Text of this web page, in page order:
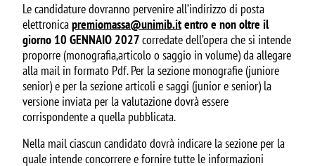
Le candidature dovranno pervenire all’indirizzo di posta
elettronicapremiomassa@unimib.itentro e non oltre il
giorno 10 GENNAIO 2027corredate dell’opera che si intende
proporre (monografia,articolo o saggio in volume) da allegare
alla mail in formato Pdf. Per la sezione monografie (juniore
senior) e per la sezione articoli e saggi (junior e senior) la
versione inviata per la valutazione dovrà essere
corrispondente a quella pubblicata.
Nella mail ciascun candidato dovrà indicare la sezione per la
quale intende concorrere e fornire tutte le informazioni